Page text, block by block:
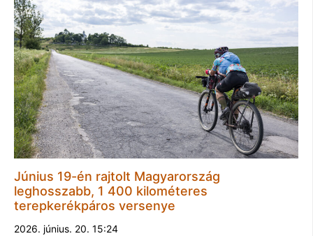
Június 19-én rajtolt Magyarország
leghosszabb, 1 400 kilométeres
terepkerékpáros versenye
2026. június. 20. 15:24